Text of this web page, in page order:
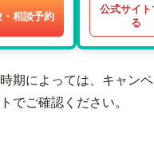
・相談予約
公式サイト
る
期によっては、キャン
でご確認ください。